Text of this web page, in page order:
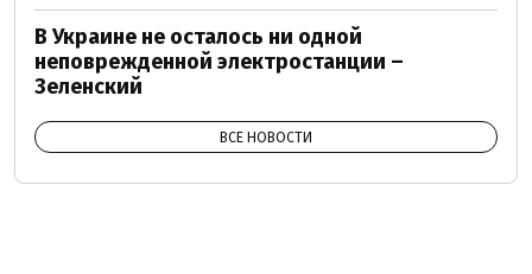
В Украине не осталось ни одной
неповрежденной электростанции –
Зеленский
ВСЕ НОВОСТИ